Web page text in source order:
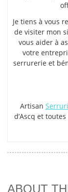
Je tiens à vous
de visiter mon
vous aider à
votre
serrurerie et
Artisan
d’Ascq et
ABOUT